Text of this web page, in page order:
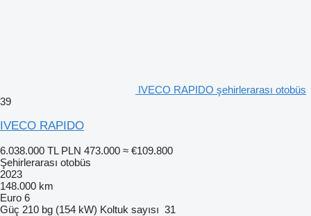
IVECO RAPIDO şehirlerarası otobüs
39
IVECO RAPIDO
6.038.000 TL PLN 473.000 ≈ €109.800
Şehirlerarası otobüs
2023
148.000 km
Euro 6
Güç 210 bg (154 kW) Koltuk sayısı 31